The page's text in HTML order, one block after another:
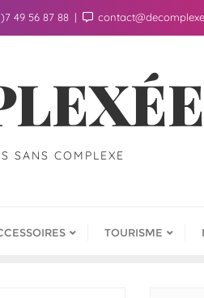
49 56 87 88
SANS COMPLEXE
TOURISME